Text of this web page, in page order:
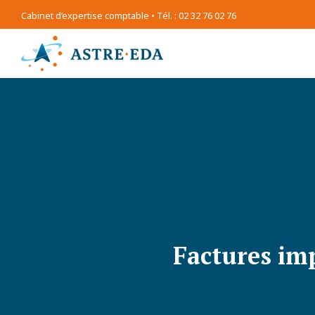
Cabinet d’expertise comptable • Tél. : 02 32 76 02 76
Factures